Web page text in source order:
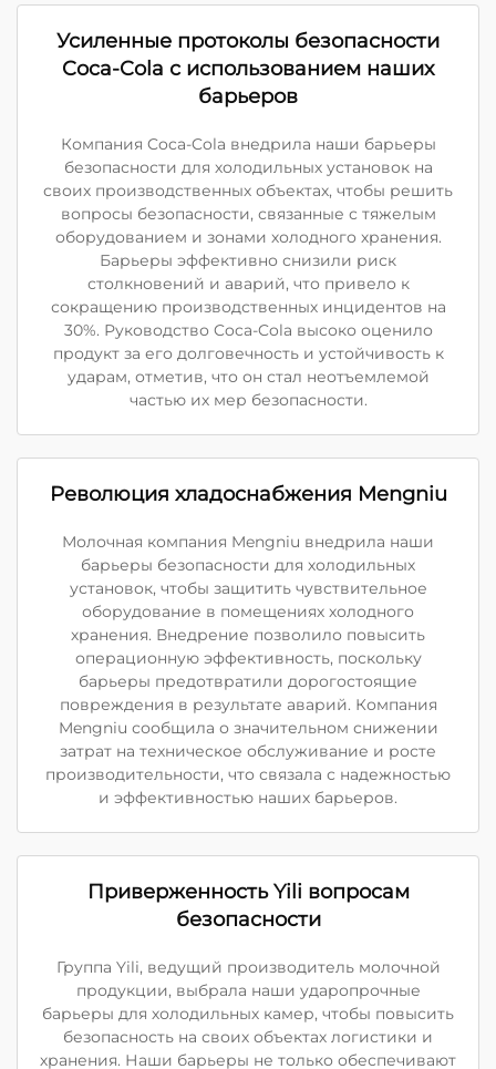
Усиленные протоколы безопасности
Coca-Cola с использованием наших
барьеров
Компания Coca-Cola внедрила наши барьеры
безопасности для холодильных установок на
своих производственных объектах, чтобы решить
вопросы безопасности, связанные с тяжелым
оборудованием и зонами холодного хранения.
Барьеры эффективно снизили риск
столкновений и аварий, что привело к
сокращению производственных инцидентов на
30%. Руководство Coca-Cola высоко оценило
продукт за его долговечность и устойчивость к
ударам, отметив, что он стал неотъемлемой
частью их мер безопасности.
Революция хладоснабжения Mengniu
Молочная компания Mengniu внедрила наши
барьеры безопасности для холодильных
установок, чтобы защитить чувствительное
оборудование в помещениях холодного
хранения. Внедрение позволило повысить
операционную эффективность, поскольку
барьеры предотвратили дорогостоящие
повреждения в результате аварий. Компания
Mengniu сообщила о значительном снижении
затрат на техническое обслуживание и росте
производительности, что связала с надежностью
и эффективностью наших барьеров.
Приверженность Yili вопросам
безопасности
Группа Yili, ведущий производитель молочной
продукции, выбрала наши ударопрочные
барьеры для холодильных камер, чтобы повысить
безопасность на своих объектах логистики и
хранения. Наши барьеры не только обеспечивают